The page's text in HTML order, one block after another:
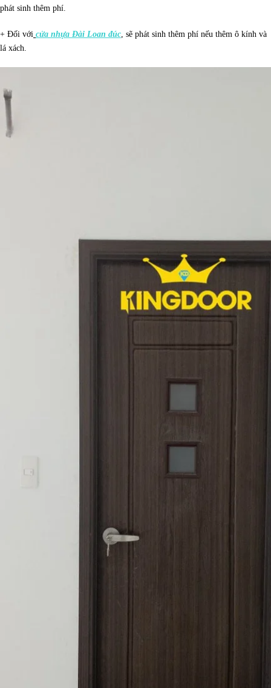
phát sinh thêm phí.
+ Đối với cửa nhựa Đài Loan đúc, sẽ phát sinh thêm phí nếu thêm ô kính và
lá xách.